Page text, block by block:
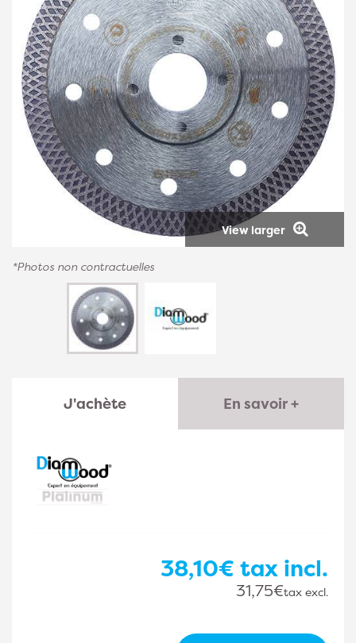
View larger
*Photos non contractuelles
J'achète En savoir +
38,10€ tax incl.
31,75€tax excl.